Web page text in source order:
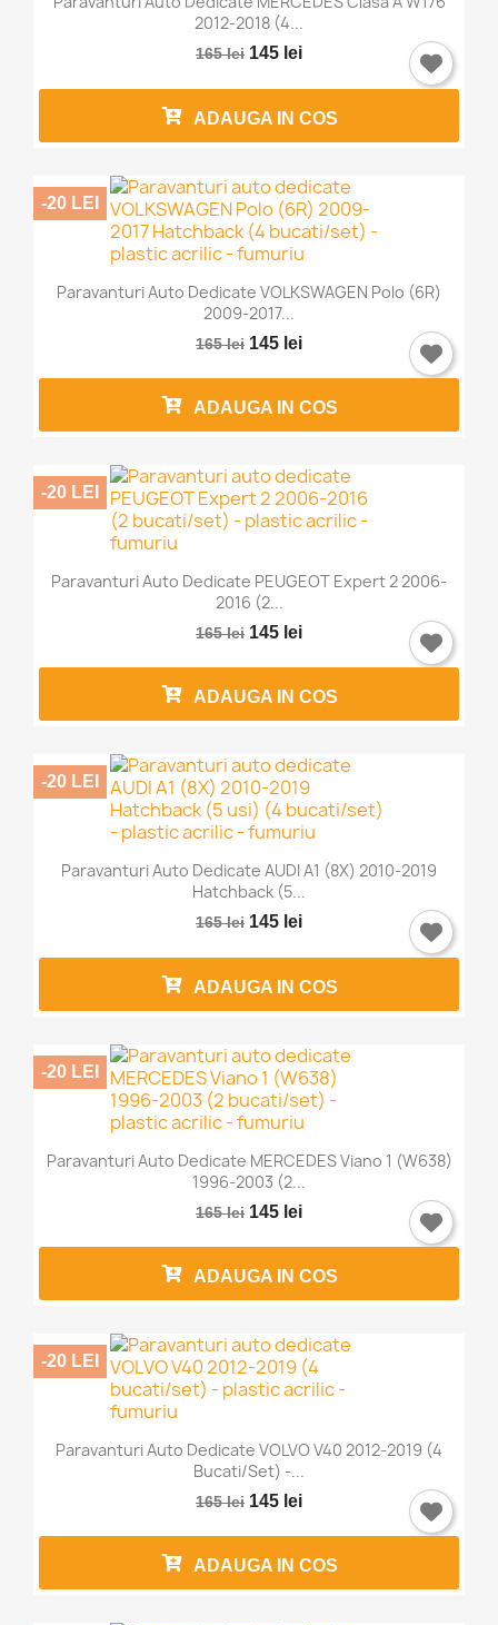
2012-2018 (4...
165 lei 145 lei
ADAUGA IN COS
Paravanturi Auto Dedicate VOLKSWAGEN Polo (6R)
2009-2017...
165 lei 145 lei
-20 LEI
ADAUGA IN COS
Paravanturi Auto Dedicate PEUGEOT Expert 2 2006-
2016 (2...
165 lei 145 lei
-20 LEI
ADAUGA IN COS
Paravanturi Auto Dedicate AUDI A1 (8X) 2010-2019
Hatchback (5...
165 lei 145 lei
-20 LEI
ADAUGA IN COS
Paravanturi Auto Dedicate MERCEDES Viano 1 (W638)
1996-2003 (2...
165 lei 145 lei
-20 LEI
ADAUGA IN COS
Paravanturi Auto Dedicate VOLVO V40 2012-2019 (4
Bucati/set) -...
165 lei 145 lei
-20 LEI
ADAUGA IN COS
Trebuie sa fi logat in contul de client pentru a salva
produse in Lista de Favorite.
Anuleaza Intra in cont